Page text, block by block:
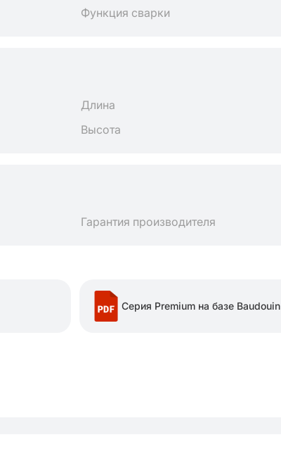
Функция сварки
Длина
Высота
Гарантия производителя
Серия Premium на базе Baudouin